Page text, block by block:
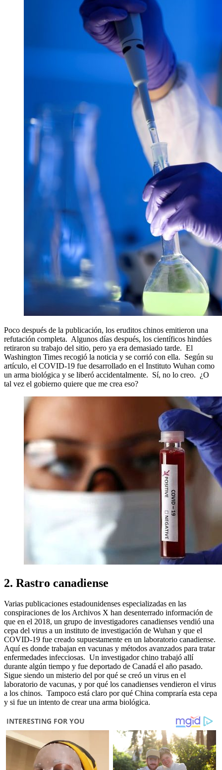
Poco después de la publicación, los eruditos chinos emitieron una
refutación completa. Algunos días después, los científicos hindúes
retiraron su trabajo del sitio, pero ya era demasiado tarde. El
Washington Times recogió la noticia y se corrió con ella. Según su
artículo, el COVID-19 fue desarrollado en el Instituto Wuhan como
un arma biológica y se liberó accidentalmente. Sí, no lo creo. ¿O
tal vez el gobierno quiere que me crea eso?
2. Rastro canadiense
Varias publicaciones estadounidenses especializadas en las
conspiraciones de los Archivos X han desenterrado información de
que en el 2018, un grupo de investigadores canadienses vendió una
cepa del virus a un instituto de investigación de Wuhan y que el
COVID-19 fue creado supuestamente en un laboratorio canadiense.
Aquí es donde trabajan en vacunas y métodos avanzados para tratar
enfermedades infecciosas. Un investigador chino trabajó allí
durante algún tiempo y fue deportado de Canadá el año pasado.
Sigue siendo un misterio del por qué se creó un virus en el
laboratorio de vacunas, y por qué los canadienses vendieron el virus
a los chinos. Tampoco está claro por qué China compraría esta cepa
y si fue un intento de crear una arma biológica.